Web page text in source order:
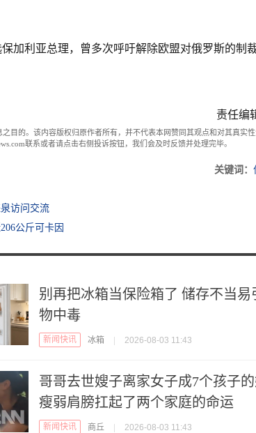
加利亚总理，曾多次呼吁解除欧盟对俄罗斯的制
责任编
目的。该内容版权归原作者所有，并不代表本网赞同其观点和对其真实
联系或者请点击右侧投诉按钮，我们会及时反馈并处理完毕。
关键词：
访问交流
公斤可卡因
别再把冰箱当保险箱了 储存不当易
物中毒
新闻快讯 冰箱 2026-08-03 11:43
哥哥去世嫂子离家女子成7个孩子的
瘦弱肩膀扛起了两个家庭的命运
新闻快讯 商丘 2026-08-03 11:43